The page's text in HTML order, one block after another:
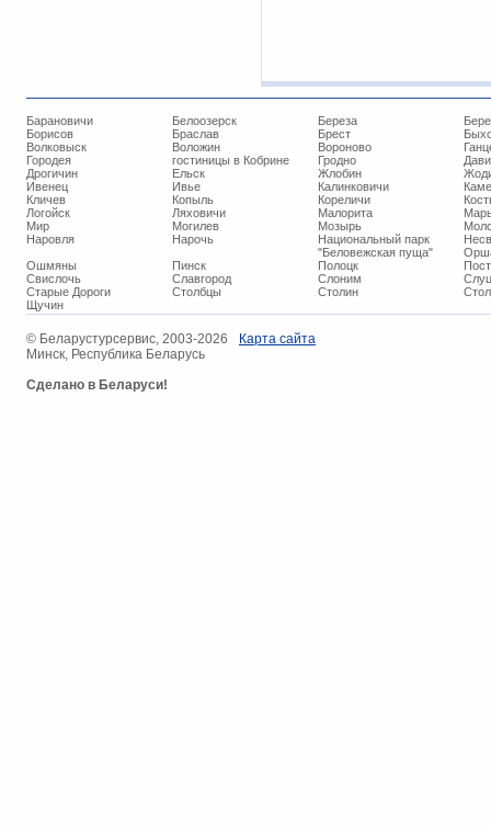
Барановичи Белоозерск Береза
Борисов
Браслав Брест
Волковыск
Воложин Вороново
Городея
гостиницы в Кобрине Гродно
Дрогичин
Ельск Жлобин
Ивенец
Ивье Калинковичи
Кличев
Копыль Кореличи
Логойск
Ляховичи Малорита
Мир
Могилев Мозырь
Наровля
Нарочь
Национальный парк
"Беловежская пуща"
Ошмяны
Пинск Полоцк
Свислочь
Славгород Слоним
Старые Дороги
Столбцы Столин
Щучин
© ​Беларустурсервис, 2003-2026
Минск, Республика Беларусь
Сделано в Беларуси!
Карта сайта